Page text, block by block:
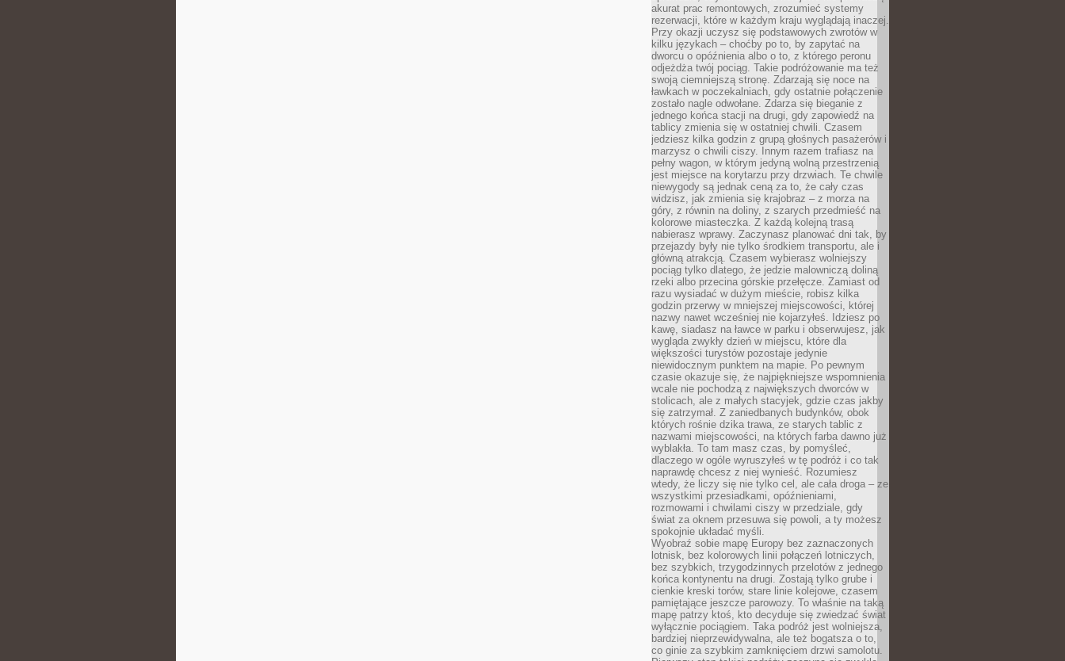
akurat prac remontowych, zrozumieć systemy
rezerwacji, które w każdym kraju wyglądają inaczej.
Przy okazji uczysz się podstawowych zwrotów w
kilku językach – choćby po to, by zapytać na
dworcu o opóźnienia albo o to, z którego peronu
odjeżdża twój pociąg. Takie podróżowanie ma też
swoją ciemniejszą stronę. Zdarzają się noce na
ławkach w poczekalniach, gdy ostatnie połączenie
zostało nagle odwołane. Zdarza się bieganie z
jednego końca stacji na drugi, gdy zapowiedź na
tablicy zmienia się w ostatniej chwili. Czasem
jedziesz kilka godzin z grupą głośnych pasażerów i
marzysz o chwili ciszy. Innym razem trafiasz na
pełny wagon, w którym jedyną wolną przestrzenią
jest miejsce na korytarzu przy drzwiach. Te chwile
niewygody są jednak ceną za to, że cały czas
widzisz, jak zmienia się krajobraz – z morza na
góry, z równin na doliny, z szarych przedmieść na
kolorowe miasteczka. Z każdą kolejną trasą
nabierasz wprawy. Zaczynasz planować dni tak, by
przejazdy były nie tylko środkiem transportu, ale i
główną atrakcją. Czasem wybierasz wolniejszy
pociąg tylko dlatego, że jedzie malowniczą doliną
rzeki albo przecina górskie przełęcze. Zamiast od
razu wysiadać w dużym mieście, robisz kilka
godzin przerwy w mniejszej miejscowości, której
nazwy nawet wcześniej nie kojarzyłeś. Idziesz po
kawę, siadasz na ławce w parku i obserwujesz, jak
wygląda zwykły dzień w miejscu, które dla
większości turystów pozostaje jedynie
niewidocznym punktem na mapie. Po pewnym
czasie okazuje się, że najpiękniejsze wspomnienia
wcale nie pochodzą z największych dworców w
stolicach, ale z małych stacyjek, gdzie czas jakby
się zatrzymał. Z zaniedbanych budynków, obok
których rośnie dzika trawa, ze starych tablic z
nazwami miejscowości, na których farba dawno już
wyblakła. To tam masz czas, by pomyśleć,
dlaczego w ogóle wyruszyłeś w tę podróż i co tak
naprawdę chcesz z niej wynieść. Rozumiesz
wtedy, że liczy się nie tylko cel, ale cała droga – ze
wszystkimi przesiadkami, opóźnieniami,
rozmowami i chwilami ciszy w przedziale, gdy
świat za oknem przesuwa się powoli, a ty możesz
spokojnie układać myśli.
Wyobraź sobie mapę Europy bez zaznaczonych
lotnisk, bez kolorowych linii połączeń lotniczych,
bez szybkich, trzygodzinnych przelotów z jednego
końca kontynentu na drugi. Zostają tylko grube i
cienkie kreski torów, stare linie kolejowe, czasem
pamiętające jeszcze parowozy. To właśnie na taką
mapę patrzy ktoś, kto decyduje się zwiedzać świat
wyłącznie pociągiem. Taka podróż jest wolniejsza,
bardziej nieprzewidywalna, ale też bogatsza o to,
co ginie za szybkim zamknięciem drzwi samolotu.